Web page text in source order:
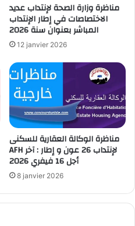
مناظرة وزارة الصحة لإنتداب عديد
الاختصاصات في إطار الإنتداب
المباشر بعنوان سنة 2026
12 janvier 2026
مناظرة الوكالة العقارية للسكنى
AFH لإنتداب 26 عون و إطار : آخر
أجل 16 فيفري 2026
8 janvier 2026